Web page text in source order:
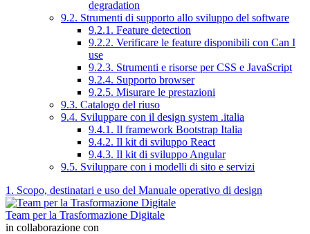
degradation
9.2. Strumenti di supporto allo sviluppo del software
9.2.1. Feature detection
9.2.2. Verificare le feature disponibili con Can I
use
9.2.3. Strumenti e risorse per CSS e JavaScript
9.2.4. Supporto browser
9.2.5. Misurare le prestazioni
9.3. Catalogo del riuso
9.4. Sviluppare con il design system .italia
9.4.1. Il framework Bootstrap Italia
9.4.2. Il kit di sviluppo React
9.4.3. Il kit di sviluppo Angular
9.5. Sviluppare con i modelli di sito e servizi
1. Scopo, destinatari e uso del Manuale operativo di design
Team per la Trasformazione Digitale
in collaborazione con